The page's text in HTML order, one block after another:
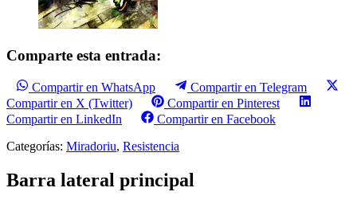
Comparte esta entrada:
Compartir en WhatsApp
Compartir en Telegram
Compartir en X (Twitter)
Compartir en Pinterest
Compartir en LinkedIn
Compartir en Facebook
Categorías: Miradoriu, Resistencia
Barra lateral principal